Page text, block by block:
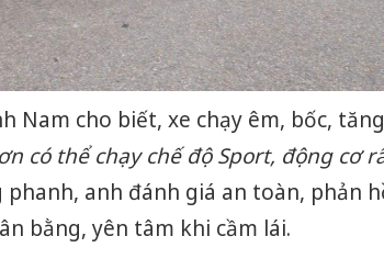
Nam cho biết, xe chạy êm, bốc,
có thể chạy chế độSport, động cơ
phanh, anh đánh giá an toàn, phản
bằng, yên tâm khi cầm lái.